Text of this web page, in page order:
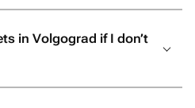
in Volgograd if I don’t